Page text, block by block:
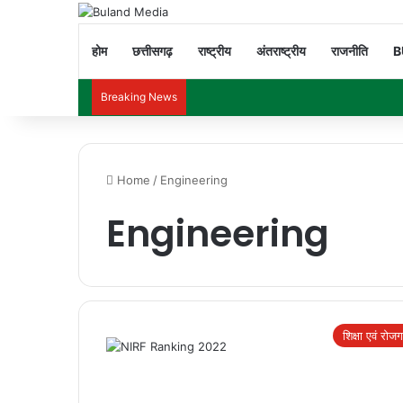
होम छत्तीसगढ़ राष्ट्रीय अंतराष्ट्रीय राजनीति
Breaking News
Home / Engineering
Engineering
शिक्षा एवं